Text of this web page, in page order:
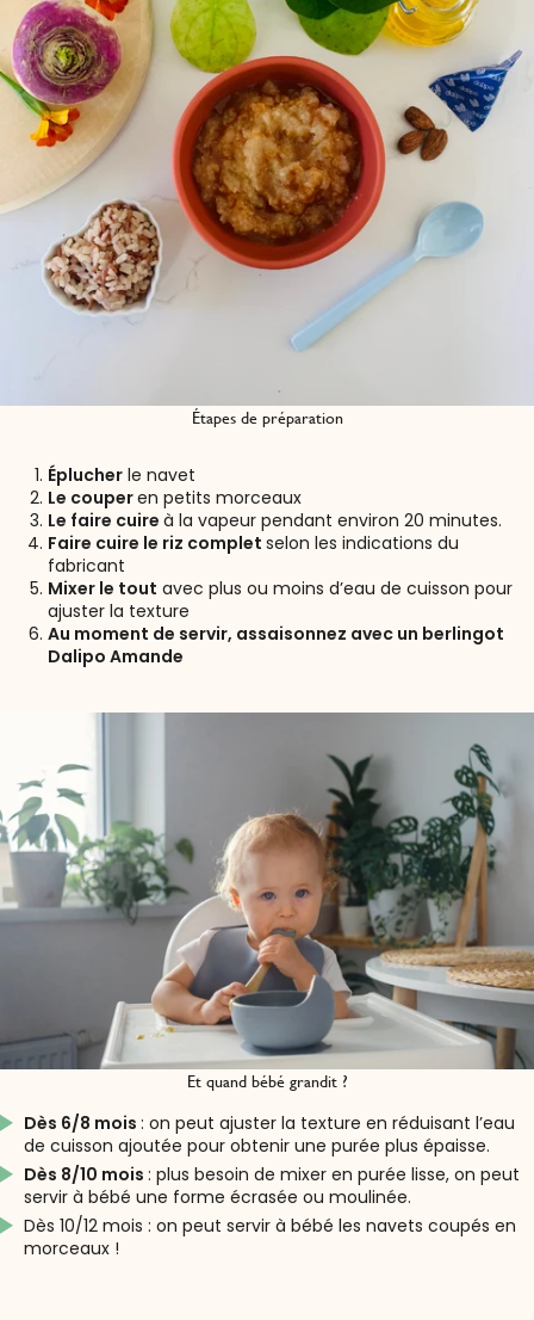
Étapes de préparation
Éplucher le navet
Le couperen petits morceaux
Le faire cuire à la vapeur pendant environ 20 minutes.
Faire cuire le riz complet selon les indications du
fabricant
Mixer le tout avec plus ou moins d’eau de cuisson pour
ajuster la texture
Au moment de servir, assaisonnez avec un berlingot
Dalipo Amande
Et quand bébé grandit ?
Dès 6/8 mois : on peut ajuster la texture en réduisant l’eau
de cuisson ajoutée pour obtenir une purée plus épaisse.
Dès 8/10 mois : plus besoin de mixer en purée lisse, on peut
servir à bébé une forme écrasée ou moulinée.
Dès 10/12 mois : on peut servir à bébé les navets coupés en
morceaux !